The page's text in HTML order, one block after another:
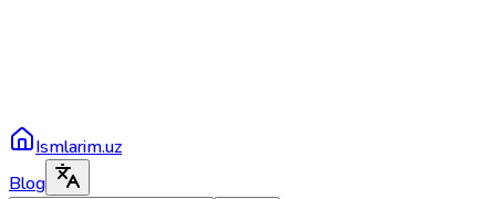
Ismlarim.uz
Blog